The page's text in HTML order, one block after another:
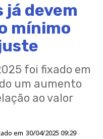
já devem
mínimo
foi fixado em
um aumento
ao valor
em 30/04/2025 09:29